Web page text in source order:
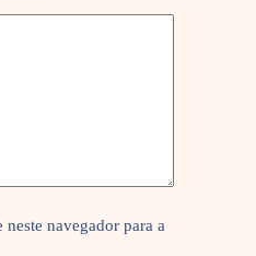
navegador para a